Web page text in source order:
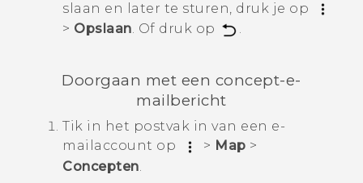
slaan en later te sturen, druk je op
> Opslaan. Of druk op .
Doorgaan met een concept-e-
mailbericht
Tik in het postvak in van een e-
mailaccount op
> Map >
Concepten